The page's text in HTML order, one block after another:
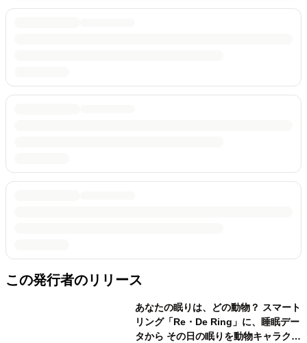
この発行者のリリース
あなたの眠りは、どの動物？ スマート
リング「Re・De Ring」に、睡眠デー
タから その日の眠りを動物キャラクタ